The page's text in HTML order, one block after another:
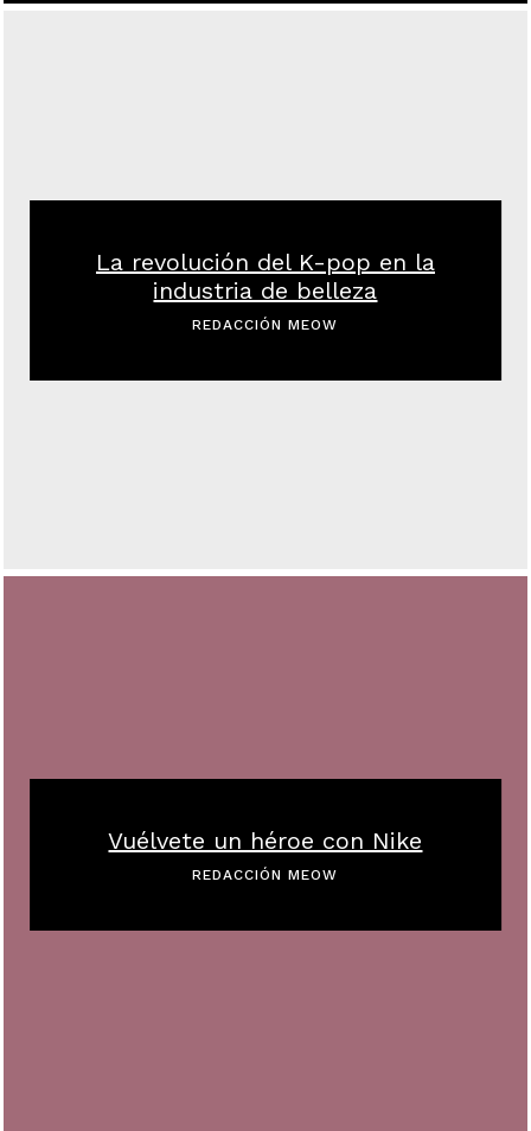
La revolución del K-pop en la
industria de belleza
REDACCIÓN MEOW
Vuélvete un héroe con Nike
REDACCIÓN MEOW